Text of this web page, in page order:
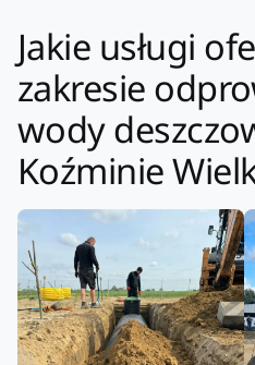
Jakie usługi
zakresie
wody
Koźminie